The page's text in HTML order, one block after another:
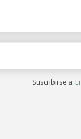
Suscribirse a: